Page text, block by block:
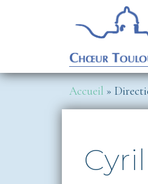
Fil
Accueil